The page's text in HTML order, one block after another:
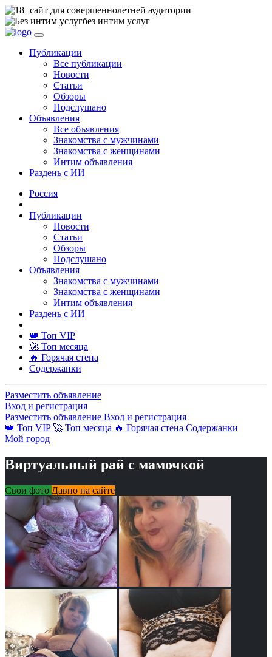
сайт для совершеннолетней аудитории
без интим услуг
Публикации
Все публикации
Новости
Статьи
Обзоры
Подслушано
Объявления
Все объявления
Знакомства с мужчинами
Знакомства с женщинами
Интим объявления
Раздень с ИИ
Россия
Публикации
Новости
Статьи
Обзоры
Подслушано
Объявления
Знакомства с мужчинами
Знакомства с женщинами
Интим объявления
Раздень с ИИ
👑 Топ VIP
🚀 Топ месяца
🔥 Горячая стена
Содержанки
Разместить объявление
Вход и регистрация
Разместить объявление Вход и регистрация
👑 Топ VIP 🚀 Топ месяца 🔥 Горячая стена Содержанки
Мой город
Виртуальный рай с мамочкой
Свои фото Давно на сайте